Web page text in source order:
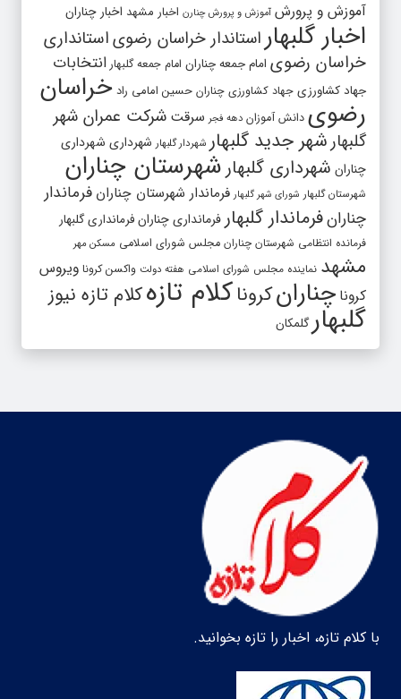
آموزش و پرورش آموزش و پرورش چنارن اخبار مشهد اخبار چناران
اخبار گلبهار استاندار خراسان رضویاستانداری
خراسان رضوی امام جمعه چناران امام جمعه گلبهار انتخابات
جهاد کشاورزی جهاد کشاورزی چناران حسین امامی راد خراسان
رضوی دانش آموزان دهه فجر سرقت شرکت عمران شهر
گلبهارشهر جدید گلبهار شهردار گلبهار شهرداری شهرداری
چناران شهرداری گلبهار شهرستان چناران
شهرستان گلبهار شورای شهر گلبهار فرماندار شهرستان چناران فرماندار
چنارانفرماندار گلبهار فرمانداری چنارانفرمانداری گلبهار
فرمانده انتظامی شهرستان چناران مجلس شورای اسلامی مسکن مهر
مشهد نماینده مجلس شورای اسلامی هفته دولت واکسن کرونا ویروس
کرونا چنارانکروناکلام تازهکلام تازه نیوز
گلبهارگلمکان
با کلام تازه، اخبار را تازه بخوانید.